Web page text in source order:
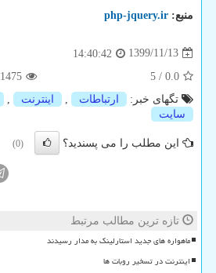
منبع: php-jquery.ir
1399/11/13
14:40:42
0.0
/
5
1475
تگهای خبر:
ارتباطات , اینترنت ,
سایت
این مطلب را می پسندید؟ (0)
تازه ترین مطالب مرتبط
ماهواره های جدید استارلینک به مدار رسیدند
اینترنت در تسخیر روبات ها